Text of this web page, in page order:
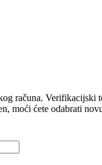
računa. Verifikacijski
moći ćete odabrati